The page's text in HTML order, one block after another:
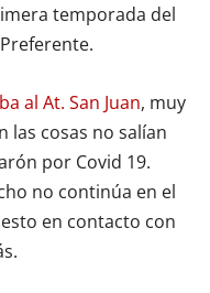
temporada del
al At. San Juan, muy
las cosas no salían
por Covid 19.
no continúa en el
en contacto con